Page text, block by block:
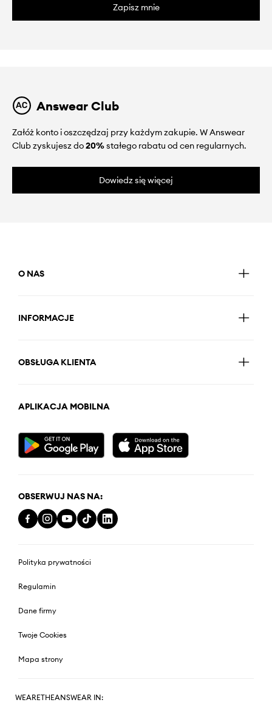
Zapisz mnie
Answear Club
Załóż konto i oszczędzaj przy każdym zakupie. W Answear
Club zyskujesz do20%stałego rabatu od cen regularnych.
Dowiedz się więcej
O NAS
INFORMACJE
OBSŁUGA KLIENTA
APLIKACJA MOBILNA
OBSERWUJ NAS NA:
Polityka prywatności
Regulamin
Dane firmy
Twoje Cookies
Mapa strony
WEARETHEANSWEAR IN: